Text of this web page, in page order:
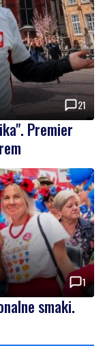
21
Premier
1
smaki.